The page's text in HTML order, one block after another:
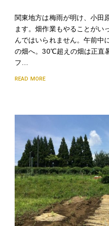
関東地方は梅雨が明け、小
ます。畑作業もやることがい
んではいられません。午前中
の畑へ。30℃超えの畑は正直
フ…
READ MORE